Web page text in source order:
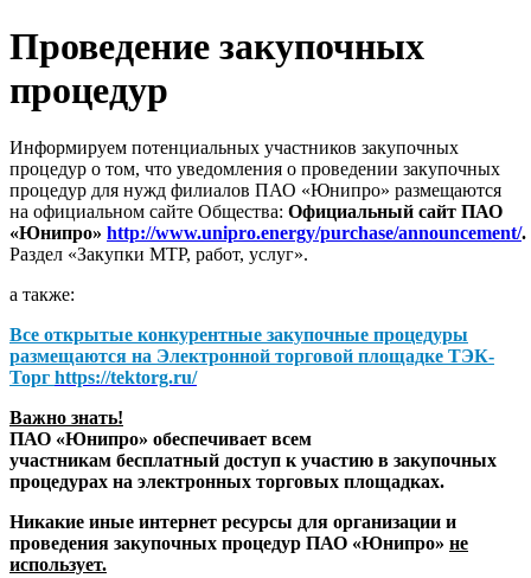
Проведение закупочных
процедур
Информируем потенциальных участников закупочных
процедур о том, что уведомления о проведении закупочных
процедур для нужд филиалов ПАО «Юнипро» размещаются
на официальном сайте Общества: Официальный сайт ПАО
«Юнипро» http://www.unipro.energy/purchase/announcement/.
Раздел «Закупки МТР, работ, услуг».
а также:
Все открытые конкурентные закупочные процедуры
размещаются на Электронной торговой площадке ТЭК-
Торг https://tektorg.ru/
Важно знать!
ПАО «Юнипро» обеспечивает всем
участникам бесплатный доступ к участию в закупочных
процедурах на электронных торговых площадках.
Никакие иные интернет ресурсы для организации и
проведения закупочных процедур ПАО «Юнипро» не
использует.